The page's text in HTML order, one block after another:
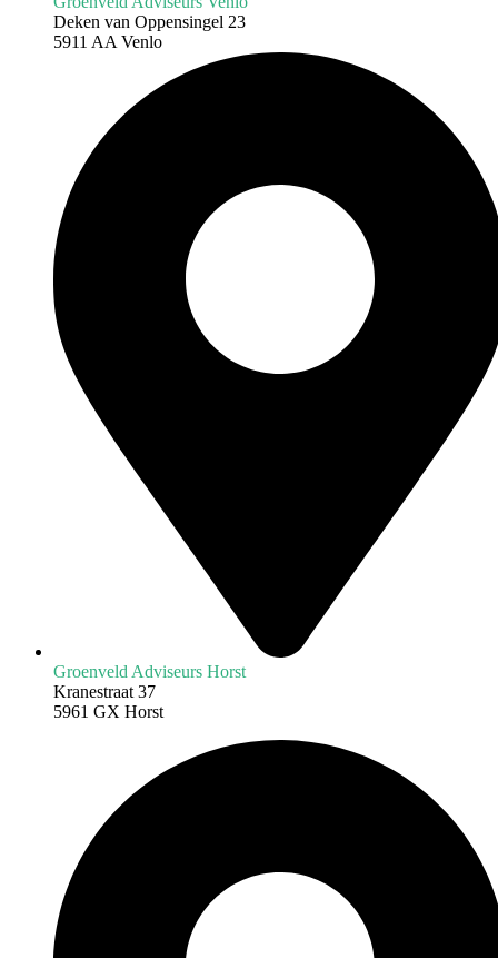
Deken van Oppensingel 23
5911 AA Venlo
Groenveld Adviseurs Horst
Kranestraat 37
5961 GX Horst